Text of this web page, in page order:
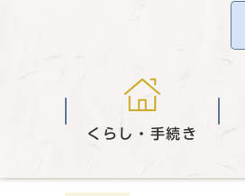
くらし・手続き